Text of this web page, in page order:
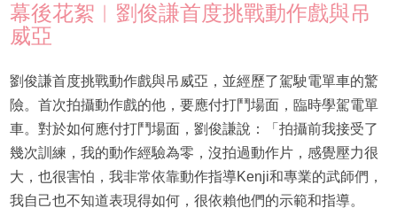
幕後花絮︳劉俊謙首度挑戰動作戲與吊
威亞
劉俊謙首度挑戰動作戲與吊威亞，並經歷了駕駛電單車的驚
險。首次拍攝動作戲的他，要應付打鬥場面，臨時學駕電單
車。對於如何應付打鬥場面，劉俊謙說：「拍攝前我接受了
幾次訓練，我的動作經驗為零，沒拍過動作片，感覺壓力很
大，也很害怕，我非常依靠動作指導Kenji和專業的武師們，
我自己也不知道表現得如何，很依賴他們的示範和指導。